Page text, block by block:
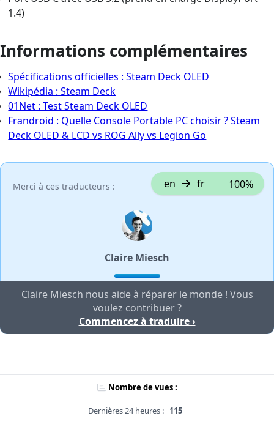
1.4)
Informations complémentaires
Spécifications officielles : Steam Deck OLED
Wikipédia : Steam Deck
01Net : Test Steam Deck OLED
Frandroid : Quelle Console Portable PC choisir ? Steam
Deck OLED & LCD vs ROG Ally vs Legion Go
Merci à ces traducteurs : en fr 100%
Claire Miesch
Claire Miesch nous aide à réparer le monde ! Vous
voulez contribuer ?
Commencez à traduire ›
Nombre de vues :
Dernières 24 heures : 115